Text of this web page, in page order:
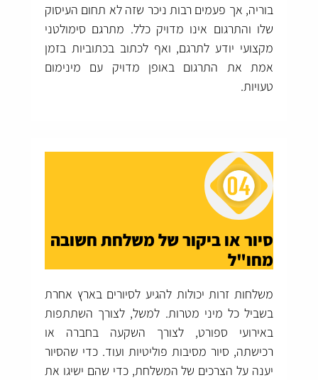
בוריה, אך פעמים רבות ניכר שזה לא תחום העיסוק
שלו והתרגום אינו מדויק כלל. מתרגם סימולטני
מקצועי יודע לתרגם, ואף לכתוב בכתוביות בזמן
אמת את התרגום באופן מדויק עם מינימום
טעויות.
סיור או ביקור של משלחת חשובה
מחו"ל
משלחות זרות יכולות להגיע לסיורים בארץ אחרת
בשביל כל מיני מטרות. למשל, לצורך השתתפות
באירועי ספורט, לצורך השקעה בחברה או
רכישתה, סיור מסיבות פוליטיות ועוד. כדי שהסיור
יענה על הצרכים של המשלחת, כדי שהם ישיגו את